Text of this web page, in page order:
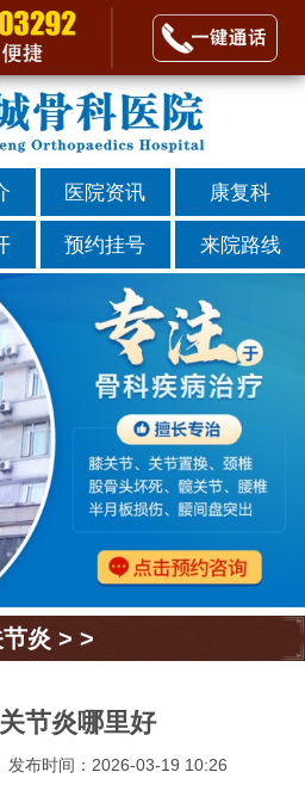
医院资讯 康复科
预约挂号 来院路线
炎 > >
节炎哪里好
发布时间：2026-03-19 10:26